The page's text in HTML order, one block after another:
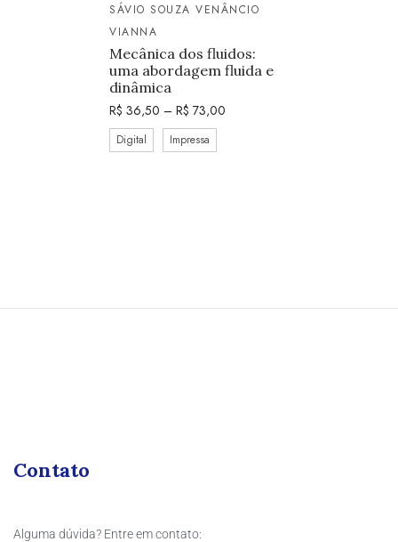
SÁVIO SOUZA VENÂNCIO
VIANNA
Mecânica dos fluidos:
uma abordagem fluida e
dinâmica
R$ 36,50 – R$ 73,00
Digital Impressa
Contato
Alguma dúvida? Entre em contato: